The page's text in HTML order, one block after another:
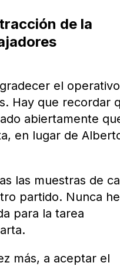
de la
el operativo
Hay que recordar
abiertamente
en lugar de
las muestras de
partido. Nunca he
para la tarea
más, a aceptar el